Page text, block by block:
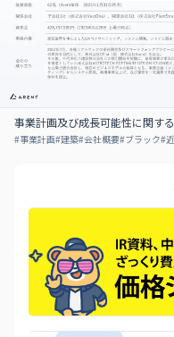
事業計画及び成長可能性に関す
#事業計画#建築#会社概要#ブラック#